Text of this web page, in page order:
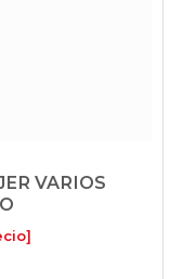
VARIOS